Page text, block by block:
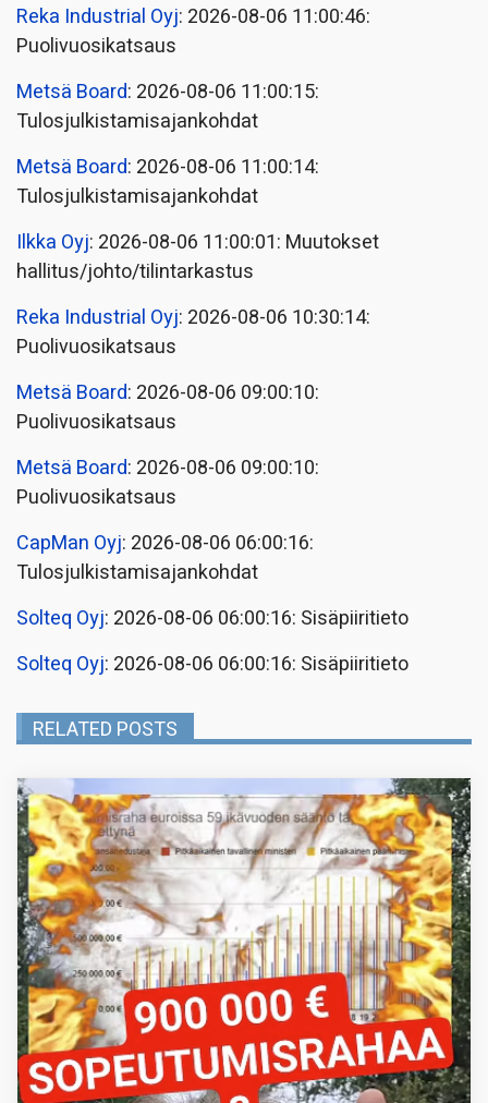
Reka Industrial Oyj: 2026-08-06 11:00:46:
Puolivuosikatsaus
Metsä Board: 2026-08-06 11:00:15:
Tulosjulkistamisajankohdat
Metsä Board: 2026-08-06 11:00:14:
Tulosjulkistamisajankohdat
Ilkka Oyj: 2026-08-06 11:00:01: Muutokset
hallitus/johto/tilintarkastus
Reka Industrial Oyj: 2026-08-06 10:30:14:
Puolivuosikatsaus
Metsä Board: 2026-08-06 09:00:10:
Puolivuosikatsaus
Metsä Board: 2026-08-06 09:00:10:
Puolivuosikatsaus
CapMan Oyj: 2026-08-06 06:00:16:
Tulosjulkistamisajankohdat
Solteq Oyj: 2026-08-06 06:00:16: Sisäpiiritieto
Solteq Oyj: 2026-08-06 06:00:16: Sisäpiiritieto
RELATED POSTS